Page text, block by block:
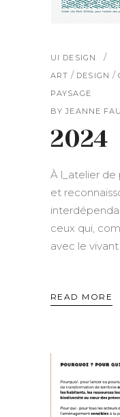
UI DESIGN
ART / DESIGN /
PAYSAGE
BYJEANNE
2024
À l_atelier de
et
ceux qui,
avec le
READ MORE